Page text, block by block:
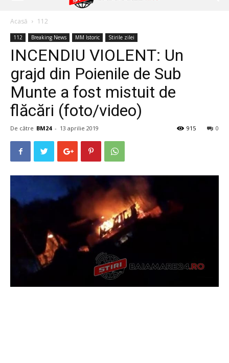
Acasă 112
112 Breaking News MM Istoric Stirile zilei
INCENDIU VIOLENT: Un
grajd din Poienile de Sub
Munte a fost mistuit de
flăcări (foto/video)
De către BM24 - 13 aprilie 2019 0
915